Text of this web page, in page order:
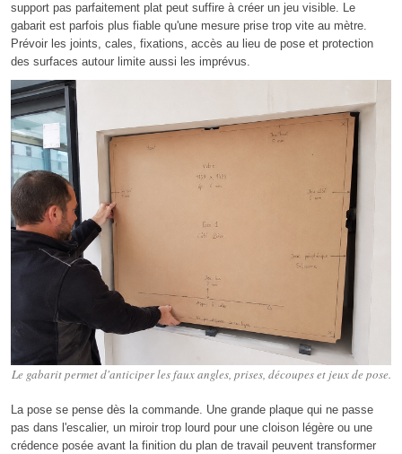
support pas parfaitement plat peut suffire à créer un jeu visible. Le
gabarit est parfois plus fiable qu'une mesure prise trop vite au mètre.
Prévoir les joints, cales, fixations, accès au lieu de pose et protection
des surfaces autour limite aussi les imprévus.
Le gabarit permet d'anticiper les faux angles, prises, découpes et jeux de pose.
La pose se pense dès la commande. Une grande plaque qui ne passe
pas dans l'escalier, un miroir trop lourd pour une cloison légère ou une
crédence posée avant la finition du plan de travail peuvent transformer